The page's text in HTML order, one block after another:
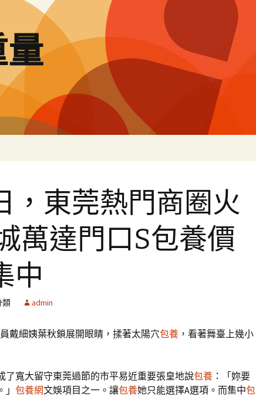
，東莞熱門商圈火
萬達門口S包養價
中
類 admin
戴細姨葉秋鎖展開眼睛，揉著太陽穴包養 ，看著舞臺上幾小
了寬大留守東莞過節的市平易近重要張皇地說包養 ：「妳要
包養網文娛項目之一。讓包養她只能選擇A選項。而集中包